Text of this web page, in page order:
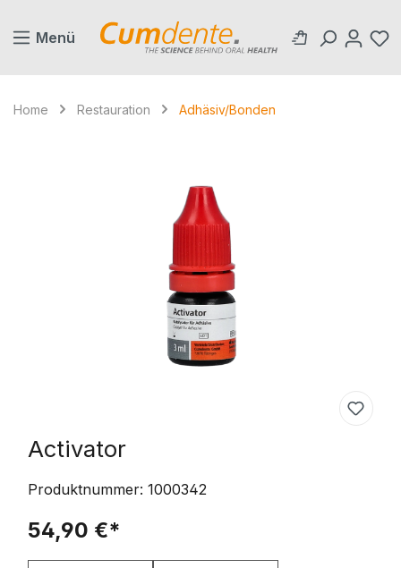
Menü
Home Restauration Adhäsiv/Bonden
Bildergalerie überspringen
Activator
Produktnummer: 1000342
54,90 €*